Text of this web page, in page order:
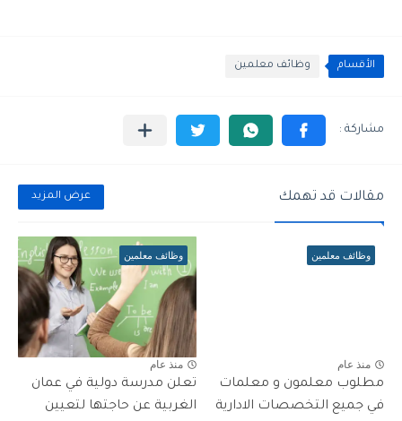
الأقسام وظائف معلمين
مقالات قد تهمك عرض المزيد
وظائف معلمين
منذ عام
مطلوب معلمون و معلمات
في جميع التخصصات الادارية
وظائف معلمين
منذ عام
تعلن مدرسة دولية في عمان
الغربية عن حاجتها لتعيين